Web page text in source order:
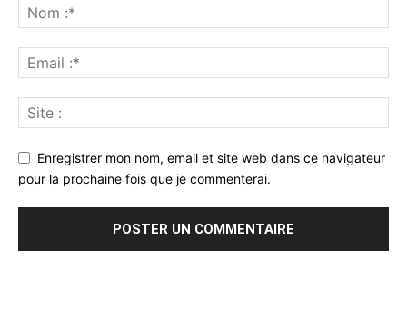
Enregistrer mon nom, email et site web dans ce navigateur
pour la prochaine fois que je commenterai.